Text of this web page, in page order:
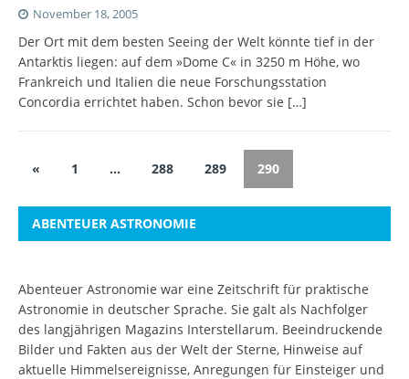
November 18, 2005
Der Ort mit dem besten Seeing der Welt könnte tief in der
Antarktis liegen: auf dem »Dome C« in 3250 m Höhe, wo
Frankreich und Italien die neue Forschungsstation
Concordia errichtet haben. Schon bevor sie […]
« 1 … 288 289 290
ABENTEUER ASTRONOMIE
Abenteuer Astronomie war eine Zeitschrift für praktische
Astronomie in deutscher Sprache. Sie galt als Nachfolger
des langjährigen Magazins Interstellarum. Beeindruckende
Bilder und Fakten aus der Welt der Sterne, Hinweise auf
aktuelle Himmelsereignisse, Anregungen für Einsteiger und